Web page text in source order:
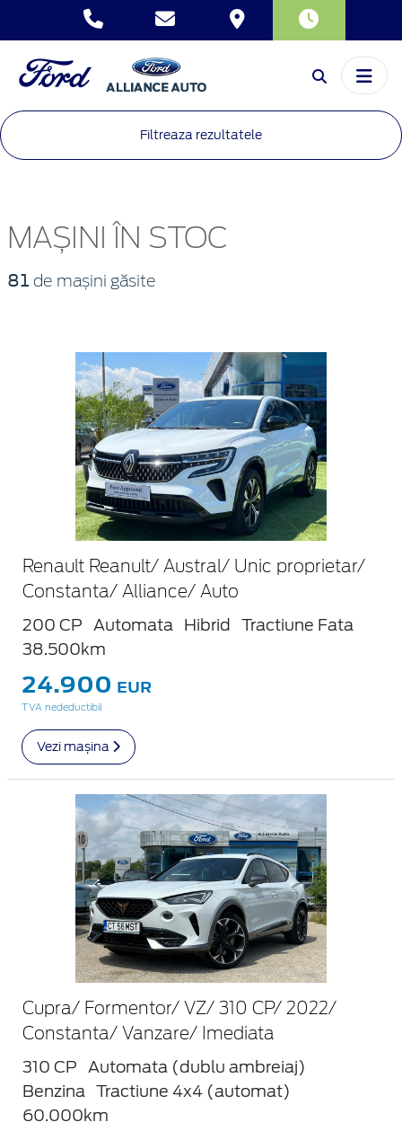
Filtreaza rezultatele
MAȘINI ÎN STOC
81 de mașini găsite
Renault Reanult/ Austral/ Unic proprietar/
Constanta/ Alliance/ Auto
200 CP Automata Hibrid
Tractiune Fata
38.500km
24.900 EUR
TVA nedeductibil
Vezi mașina
Cupra/ Formentor/ VZ/ 310 CP/ 2022/
Constanta/ Vanzare/ Imediata
310 CP
Automata (dublu ambreiaj)
Benzina
Tractiune 4x4 (automat)
60.000km